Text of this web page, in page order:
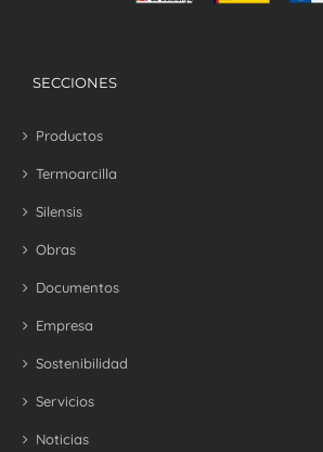
SECCIONES
Productos
Termoarcilla
Silensis
Obras
Documentos
Empresa
Sostenibilidad
Servicios
Noticias